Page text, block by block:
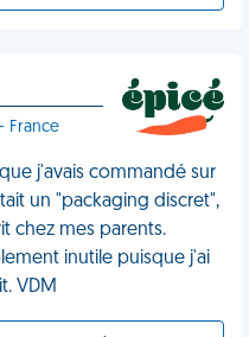
France
j'avais commandé sur
un "packaging discret",
chez mes parents.
inutile puisque j'ai
VDM